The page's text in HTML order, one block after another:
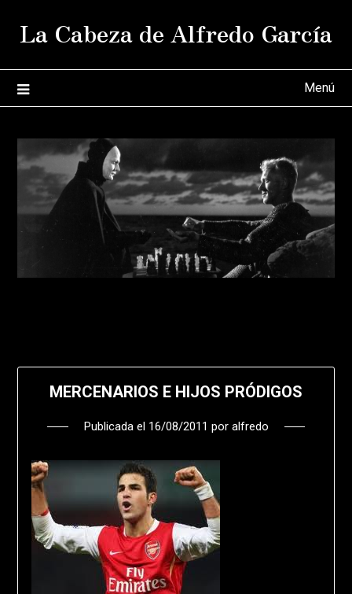
La Cabeza de Alfredo García
Menú
MERCENARIOS E HIJOS PRÓDIGOS
Publicada el 16/08/2011 por alfredo